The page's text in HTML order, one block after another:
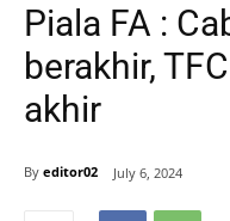
Piala FA :
berakhir,
akhir
By editor02 July 6, 2024